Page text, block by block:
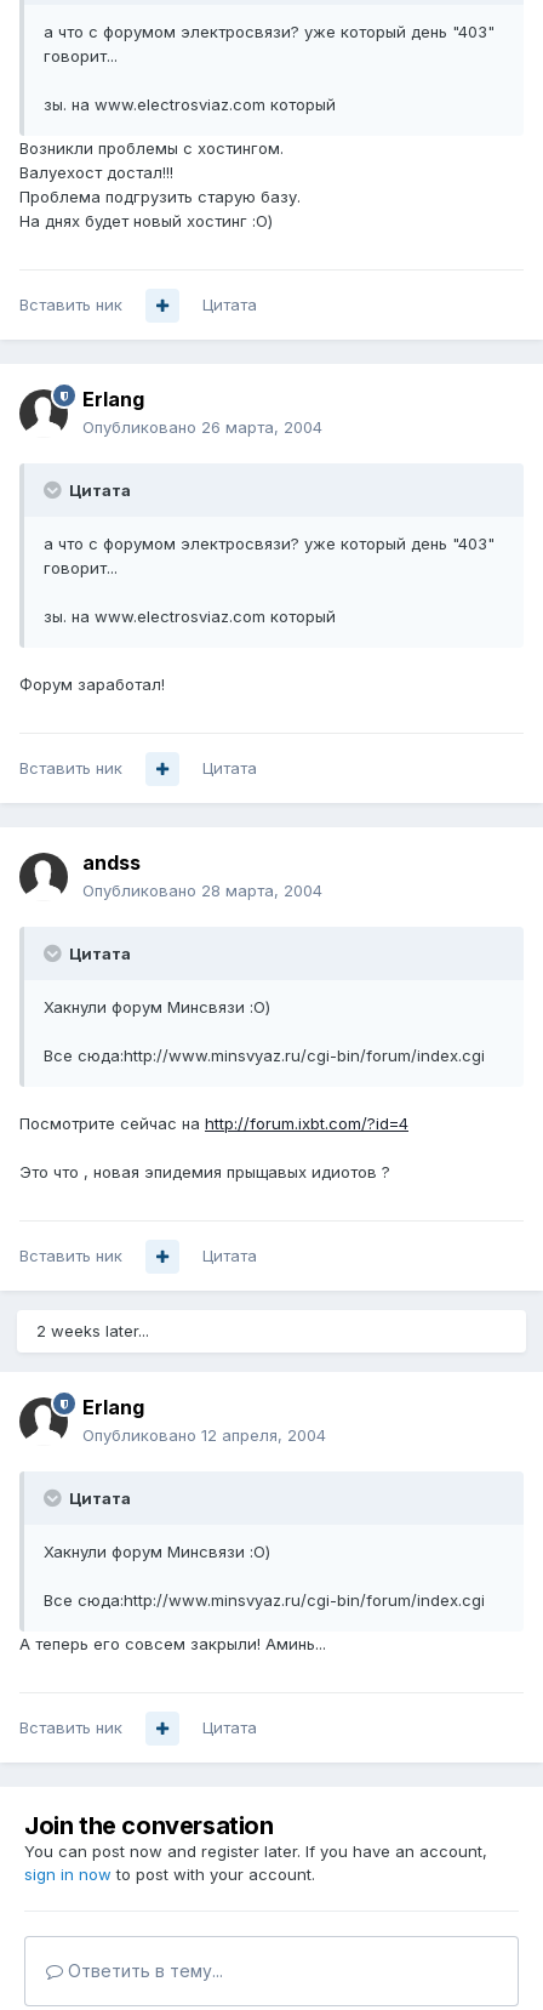
а что с форумом электросвязи? уже который день "403"
говорит...
зы. на www.electrosviaz.com который
Возникли проблемы с хостингом.
Валуехост достал!!!
Проблема подгрузить старую базу.
На днях будет новый хостинг :О)
Вставить ник Цитата
Erlang
Опубликовано 26 марта, 2004
Цитата
а что с форумом электросвязи? уже который день "403"
говорит...
зы. на www.electrosviaz.com который
Форум заработал!
Вставить ник Цитата
andss
Опубликовано 28 марта, 2004
Цитата
Хакнули форум Минсвязи :О)
Все сюда:http://www.minsvyaz.ru/cgi-bin/forum/index.cgi
Посмотрите сейчас на http://forum.ixbt.com/?id=4
Это что , новая эпидемия прыщавых идиотов ?
Вставить ник Цитата
2 weeks later...
Erlang
Опубликовано 12 апреля, 2004
Цитата
Хакнули форум Минсвязи :О)
Все сюда:http://www.minsvyaz.ru/cgi-bin/forum/index.cgi
А теперь его совсем закрыли! Аминь...
Вставить ник Цитата
Join the conversation
You can post now and register later. If you have an account,
sign in now to post with your account.
Ответить в тему...